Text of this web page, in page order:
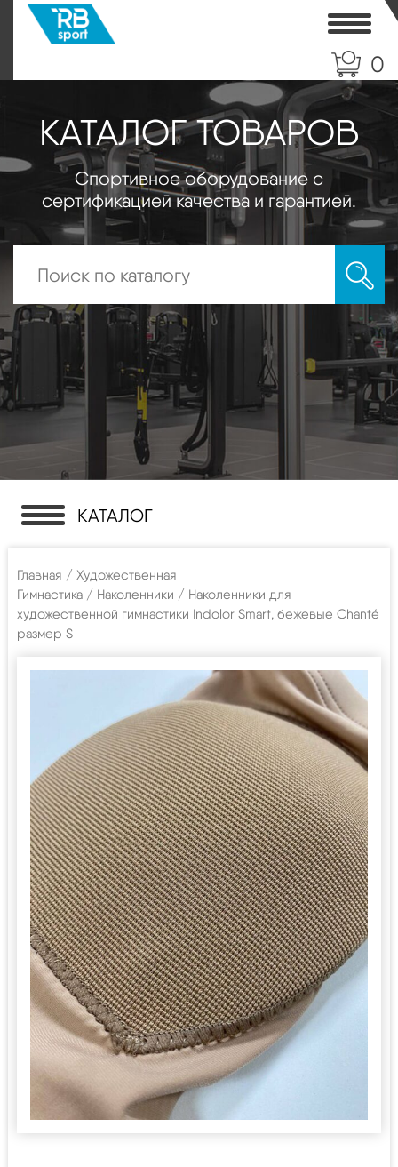
0
КАТАЛОГ ТОВАРОВ
Спортивное оборудование с
сертификацией качества и гарантией.
КАТАЛОГ
Главная / Художественная
Гимнастика / Наколенники / Наколенники для
художественной гимнастики Indolor Smart, бежевые Chanté
размер S